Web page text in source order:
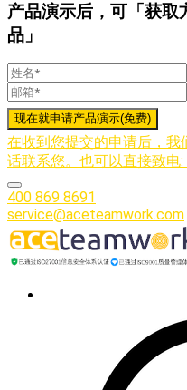
产品演示后，可「获取
品」
在收到您提交的申请后，
话联系您。也可以直接致电:
400 869 8691
service@aceteamwork.com